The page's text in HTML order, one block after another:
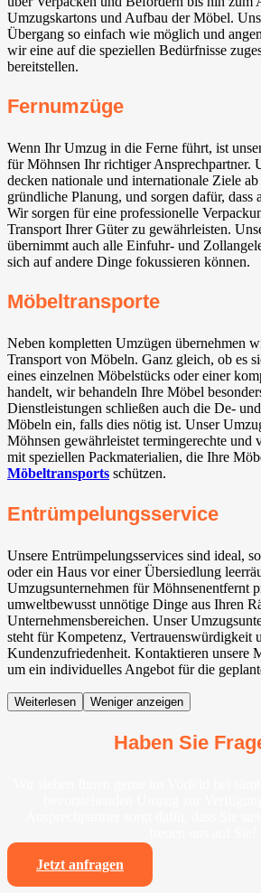
Umzugskartons und Aufbau der Möbel.
Übergang so einfach wie möglich und
wir eine auf die speziellen Bedürfnisse
bereitstellen.
Fernumzüge
Wenn Ihr Umzug in die Ferne führt, ist
für Möhnsen Ihr richtiger Ansprechpartner.
decken nationale und internationale Ziele
gründliche Planung, und sorgen dafür, dass
Wir sorgen für eine professionelle
Transport Ihrer Güter zu gewährleisten.
übernimmt auch alle Einfuhr- und
sich auf andere Dinge fokussieren können.
Möbeltransporte
Neben kompletten Umzügen übernehmen
Transport von Möbeln. Ganz gleich, ob es
eines einzelnen Möbelstücks oder einer
handelt, wir behandeln Ihre Möbel
Dienstleistungen schließen auch die De-
Möbeln ein, falls dies nötig ist. Unser
Möhnsen gewährleistet termingerechte und
mit speziellen Packmaterialien, die Ihre
Möbeltransports schützen.
Entrümpelungsservice
Unsere Entrümpelungsservices sind ideal,
oder ein Haus vor einer Übersiedlung
Umzugsunternehmen für Möhnsenentfernt
umweltbewusst unnötige Dinge aus Ihren
Unternehmensbereichen. Unser
steht für Kompetenz, Vertrauenswürdigkeit
Kundenzufriedenheit. Kontaktieren unsere
um ein individuelles Angebot für die
Weiterlesen Weniger anzeigen
Haben Sie
Jetzt anfragen